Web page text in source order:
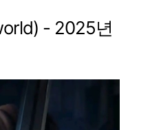
- 2025년